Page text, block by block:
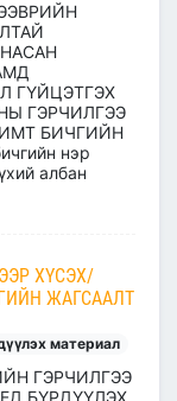
ГҮЙЦЭТГЭХ
ГЭРЧИЛГЭЭ
БИЧГИЙН
нэр
албан
ХҮСЭХ/
ЖАГСААЛТ
материал
ГЭРЧИЛГЭЭ
БҮРДҮҮЛЭХ